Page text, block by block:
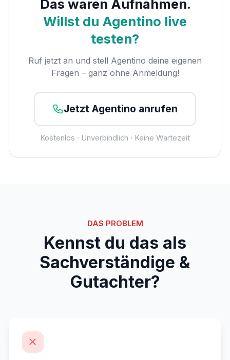
Das waren Aufnahmen.
Willst du Agentino live
testen?
Ruf jetzt an und stell Agentino deine eigenen
Fragen – ganz ohne Anmeldung!
Jetzt Agentino anrufen
Kostenlos · Unverbindlich · Keine Wartezeit
DAS PROBLEM
Kennst du das als
Sachverständige &
Gutachter?